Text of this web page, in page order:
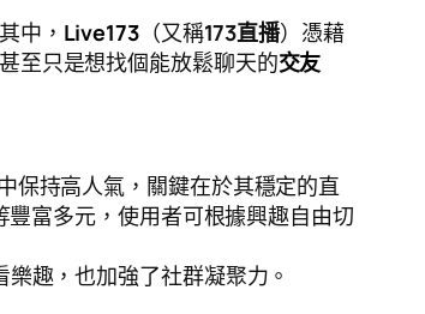
中， Live173（又稱173直播）憑藉
至只是想找個能放鬆聊天的交友
保持高人氣，關鍵在於其穩定的直
豐富多元，使用者可根據興趣自由切
趣，也加強了社群凝聚力。